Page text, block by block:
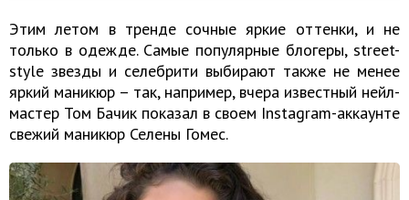
Этим летом в тренде сочные яркие оттенки, и не
только в одежде. Самые популярные блогеры, street-
style звезды и селебрити выбирают также не менее
яркий маникюр – так, например, вчера известный нейл-
мастер Том Бачик показал в своем Instagram-аккаунте
свежий маникюр Селены Гомес.